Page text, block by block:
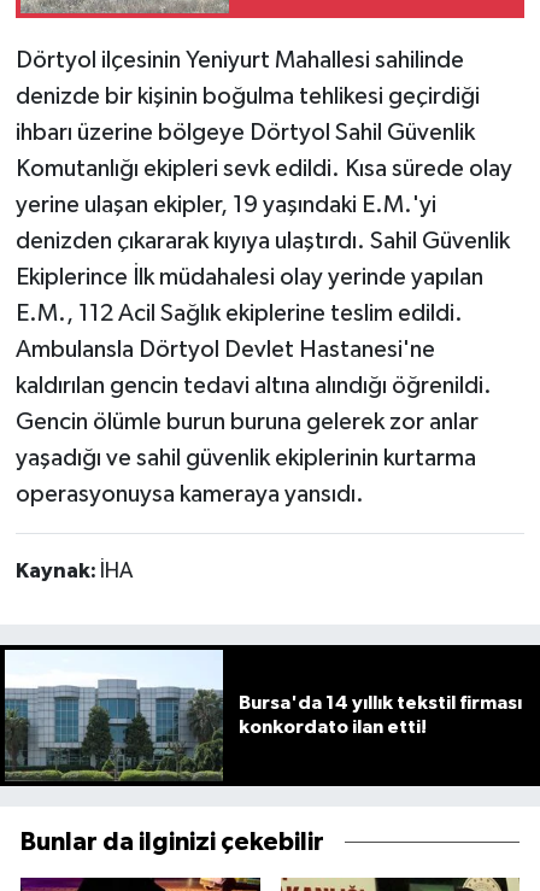
Dörtyol ilçesinin Yeniyurt Mahallesi sahilinde
denizde bir kişinin boğulma tehlikesi geçirdiği
ihbarı üzerine bölgeye Dörtyol Sahil Güvenlik
Komutanlığı ekipleri sevk edildi. Kısa sürede olay
yerine ulaşan ekipler, 19 yaşındaki E.M.'yi
denizden çıkararak kıyıya ulaştırdı. Sahil Güvenlik
Ekiplerince İlk müdahalesi olay yerinde yapılan
E.M., 112 Acil Sağlık ekiplerine teslim edildi.
Ambulansla Dörtyol Devlet Hastanesi'ne
kaldırılan gencin tedavi altına alındığı öğrenildi.
Gencin ölümle burun buruna gelerek zor anlar
yaşadığı ve sahil güvenlik ekiplerinin kurtarma
operasyonuysa kameraya yansıdı.
Kaynak: İHA
Bursa'da 14 yıllık tekstil firması
konkordato ilan etti!
Bunlar da ilginizi çekebilir